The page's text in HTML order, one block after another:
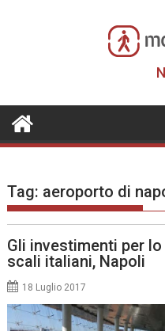
Tag: aeroporto di
Gli investimenti per
scali italiani, Napoli
18 Luglio 2017